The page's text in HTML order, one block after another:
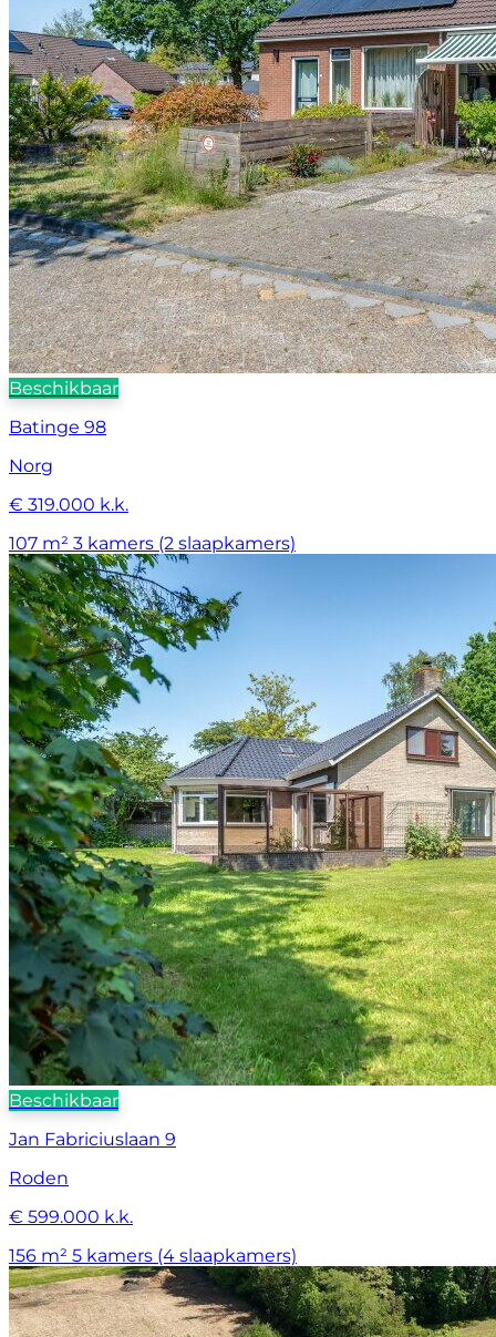
Beschikbaar
Batinge 98
Norg
€ 319.000 k.k.
107 m² 3 kamers (2 slaapkamers)
Beschikbaar
Jan Fabriciuslaan 9
Roden
€ 599.000 k.k.
156 m² 5 kamers (4 slaapkamers)